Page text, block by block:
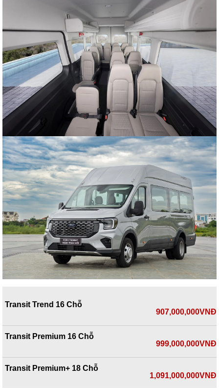
Transit Trend 16 Chỗ
907,000,000VNĐ
Transit Premium 16 Chỗ
999,000,000VNĐ
Transit Premium+ 18 Chỗ
1,091,000,000VNĐ